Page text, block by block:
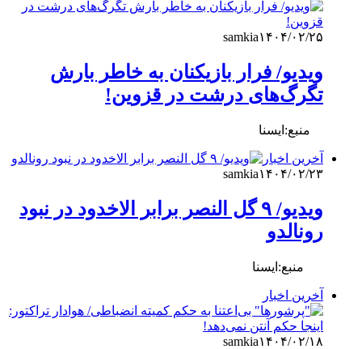
samkia۱۴۰۴/۰۲/۲۵
ویدیو/ فرار بازیکنان به خاطر بارش
تگرگ‌های درشت در قزوین!
منبع:ایسنا
آخرین اخبار
samkia۱۴۰۴/۰۲/۲۳
ویدیو/ ۹ گل النصر برابر الاخدود در نبود
رونالدو
منبع:ایسنا
آخرین اخبار
samkia۱۴۰۴/۰۲/۱۸